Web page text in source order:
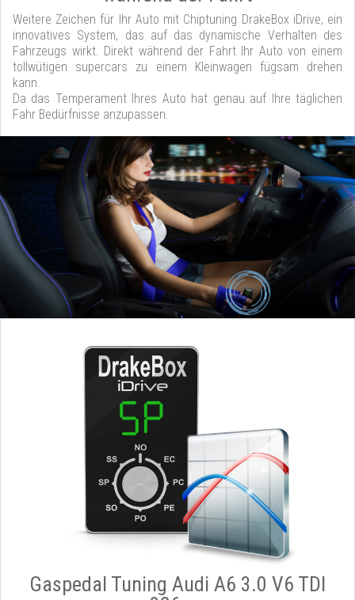
Weitere Zeichen für Ihr Auto mit Chiptuning DrakeBox iDrive, ein
innovatives System, das auf das dynamische Verhalten des
Fahrzeugs wirkt. Direkt während der Fahrt Ihr Auto von einem
tollwütigen supercars zu einem Kleinwagen fügsam drehen
kann.
Da das Temperament Ihres Auto hat genau auf Ihre täglichen
Fahr Bedürfnisse anzupassen.
Gaspedal Tuning Audi A6 3.0 V6 TDI